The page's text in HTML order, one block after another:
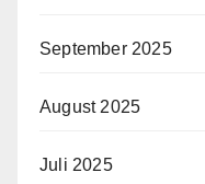
September 2025
August 2025
Juli 2025